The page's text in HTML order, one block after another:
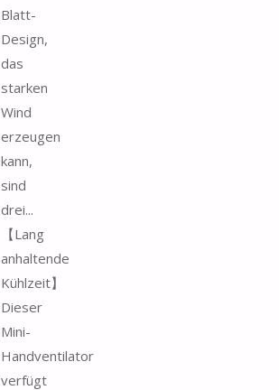
Blatt-
Design,
das
starken
Wind
erzeugen
kann,
sind
drei...
【Lang
anhaltende
Kühlzeit】
Dieser
Mini-
Handventilator
verfügt